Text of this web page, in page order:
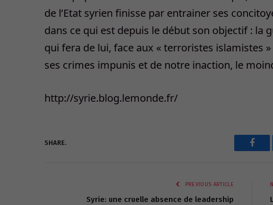
de l’Etat syrien finisse par entrainer ses
dans ce qui est depuis le début son objectif : la
qui fera de lui, face aux « terroristes islamistes
ses crimes impunis et de notre inaction, le
http://syrie.blog.lemonde.fr/
SHARE.
PREVIOUS ARTICLE
Syrie: une cruelle absence de leadership